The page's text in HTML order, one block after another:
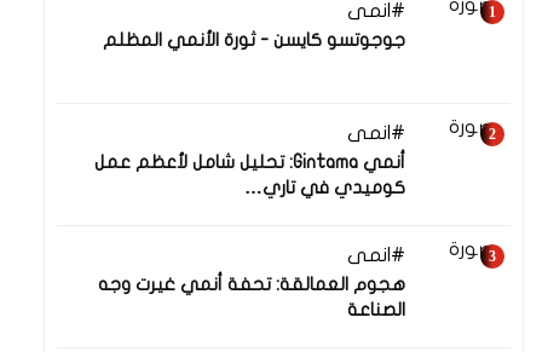
انمى
جوجوتسو كايسن - ثورة الأنمي المظلم
انمى
أنمي Gintama: تحليل شامل لأعظم عمل
كوميدي في تاري…
انمى
هجوم العمالقة: تحفة أنمي غيرت وجه
الصناعة